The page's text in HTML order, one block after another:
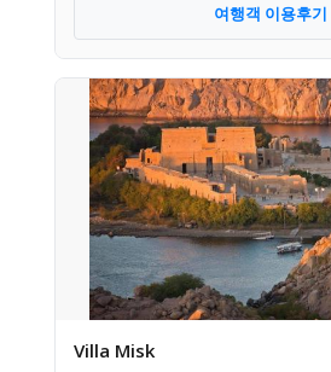
여행객 이용후기
Villa Misk